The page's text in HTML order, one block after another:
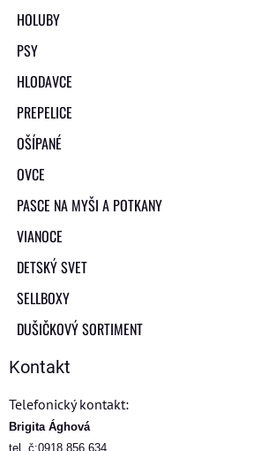
HOLUBY
PSY
HLODAVCE
PREPELICE
OŠÍPANÉ
OVCE
PASCE NA MYŠI A POTKANY
VIANOCE
DETSKÝ SVET
SELLBOXY
DUŠIČKOVÝ SORTIMENT
Kontakt
Telefonický kontakt:
Brigita Ághová
tel. č:0918 856 634